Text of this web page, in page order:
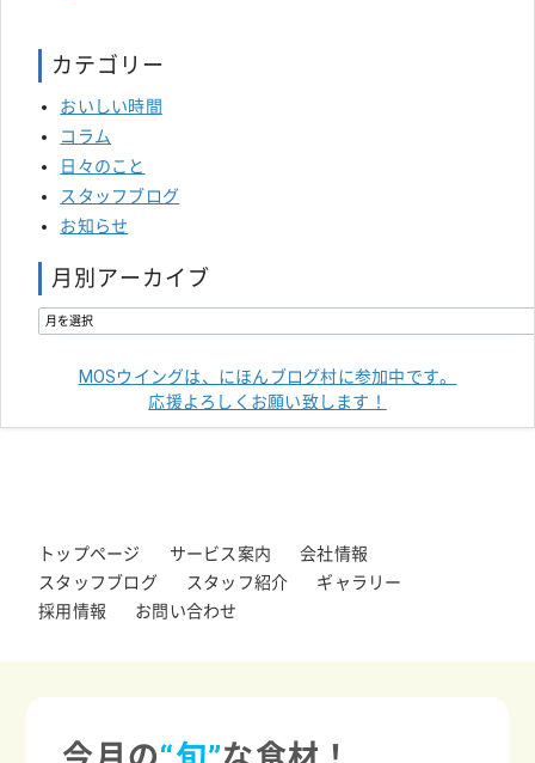
カテゴリー
おいしい時間
コラム
日々のこと
スタッフブログ
お知らせ
月別アーカイブ
MOSウイングは、にほんブログ村に参加中です。
応援よろしくお願い致します！
トップページ サービス案内
会社情報
スタッフブログ
スタッフ紹介
ギャラリー
採用情報
お問い合わせ